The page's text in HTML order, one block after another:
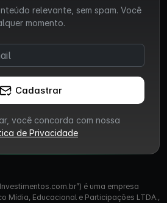
relevante, sem spam. Você
momento.
Cadastrar
você concorda com nossa
de Privacidade
é uma empresa
Mídia, Educacional e Participações LTDA.,